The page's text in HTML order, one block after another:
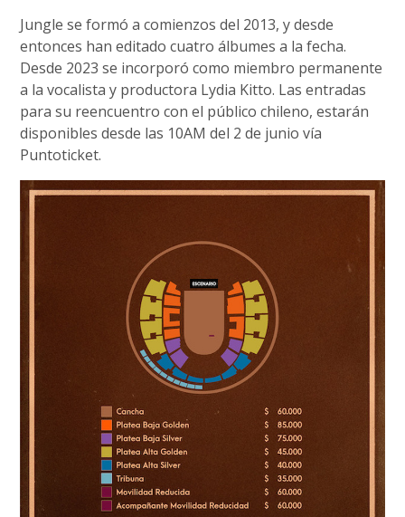
Jungle se formó a comienzos del 2013, y desde
entonces han editado cuatro álbumes a la fecha.
Desde 2023 se incorporó como miembro permanente
a la vocalista y productora Lydia Kitto. Las entradas
para su reencuentro con el público chileno, estarán
disponibles desde las 10AM del 2 de junio vía
Puntoticket.